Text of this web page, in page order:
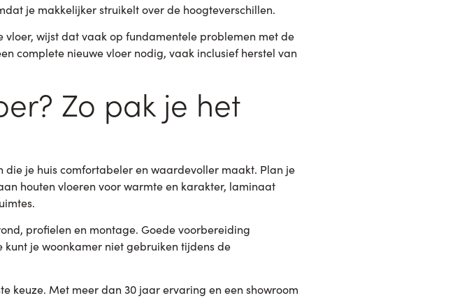
je makkelijker struikelt over de hoogteverschillen.
wijst dat vaak op fundamentele problemen met de
complete nieuwe vloer nodig, vaak inclusief herstel van
Zo pak je het
die je huis comfortabeler en waardevoller maakt. Plan je
houten vloeren voor warmte en karakter, laminaat
profielen en montage. Goede voorbereiding
je woonkamer niet gebruiken tijdens de
keuze. Met meer dan 30 jaar ervaring en een showroom